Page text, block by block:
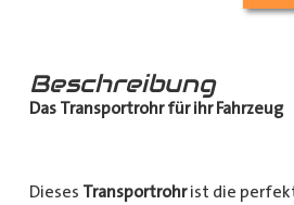
Beschreibung
Das Transportrohr für ihr Fahrzeug
Dieses Transportrohrist die